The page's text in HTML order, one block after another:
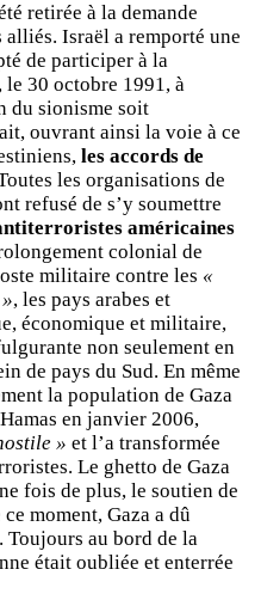
retirée à la demande
alliés. Israël a remporté une
de participer à la
30 octobre 1991, à
du sionisme soit
ouvrant ainsi la voie à ce
les accords de
les organisations de
refusé de s’y soumettre
américaines
colonial de
militaire contre les «
, les pays arabes et
économique et militaire,
non seulement en
de pays du Sud. En même
la population de Gaza
en janvier 2006,
» et l’a transformée
Le ghetto de Gaza
fois de plus, le soutien de
moment, Gaza a dû
au bord de la
était oubliée et enterrée